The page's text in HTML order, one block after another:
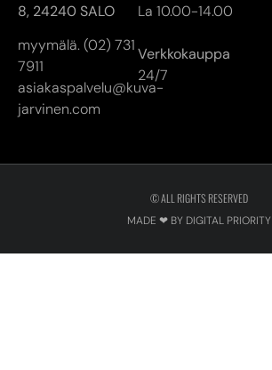
8, 24240 SALO
myymälä. (02) 731
7911
asiakaspalvelu@kuva-
jarvinen.com
La 10.00-14.00
Verkkokauppa
24/7
© ALL RIGHTS RESERVED
MADE ❤ BY DIGITAL PRIORITY